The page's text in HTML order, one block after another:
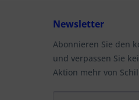
Newsletter
Abonnieren Sie den
und verpassen Sie
Aktion mehr von